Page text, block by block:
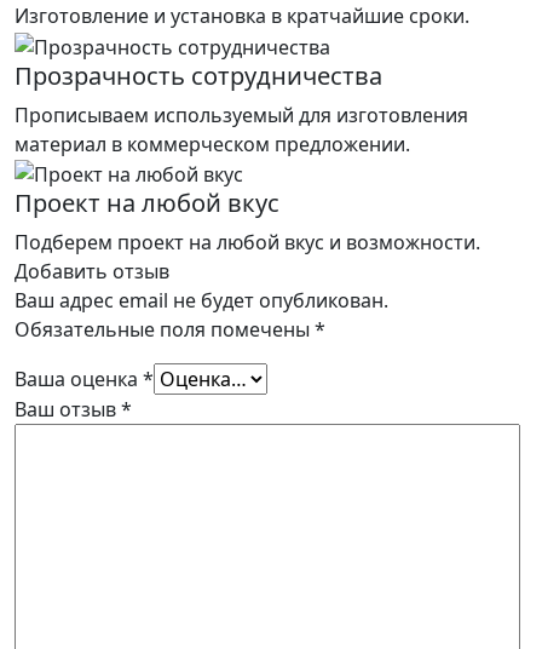
Изготовление и установка в кратчайшие сроки.
Прозрачность сотрудничества
Прописываем используемый для изготовления
материал в коммерческом предложении.
Проект на любой вкус
Подберем проект на любой вкус и возможности.
Добавить отзыв
Ваш адрес email не будет опубликован.
Обязательные поля помечены *
Ваша оценка *
Ваш отзыв*